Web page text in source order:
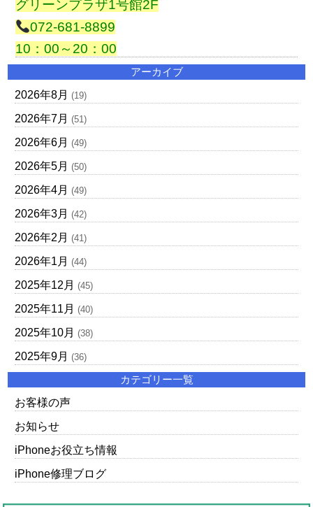
グリーンプラザ1号館2F
072-681-8899
10：00～20：00
アーカイブ
2026年8月 (19)
2026年7月 (51)
2026年6月 (49)
2026年5月 (50)
2026年4月 (49)
2026年3月 (42)
2026年2月 (41)
2026年1月 (44)
2025年12月 (45)
2025年11月 (40)
2025年10月 (38)
2025年9月 (36)
カテゴリー一覧
お客様の声
お知らせ
iPhoneお役立ち情報
iPhone修理ブログ